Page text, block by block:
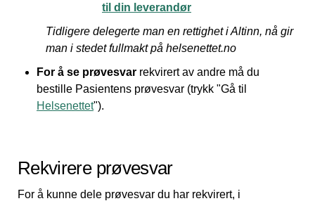
til din leverandør
Tidligere delegerte man en rettighet i Altinn, nå gir
man i stedet fullmakt på helsenettet.no
For å se prøvesvar rekvirert av andre må du
bestille Pasientens prøvesvar (trykk "Gå til
Helsenettet").
Rekvirere prøvesvar
For å kunne dele prøvesvar du har rekvirert, i